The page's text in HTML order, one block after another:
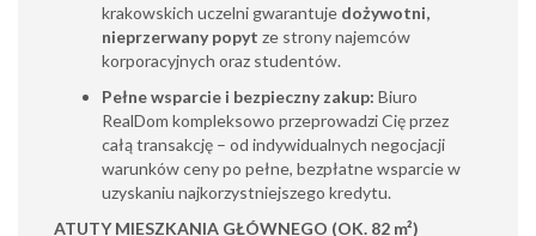
krakowskich uczelni gwarantuje dożywotni,
nieprzerwany popyt ze strony najemców
korporacyjnych oraz studentów.
Pełne wsparcie i bezpieczny zakup: Biuro
RealDom kompleksowo przeprowadzi Cię przez
całą transakcję – od indywidualnych negocjacji
warunków ceny po pełne, bezpłatne wsparcie w
uzyskaniu najkorzystniejszego kredytu.
ATUTY MIESZKANIA GŁÓWNEGO (OK. 82 m²)